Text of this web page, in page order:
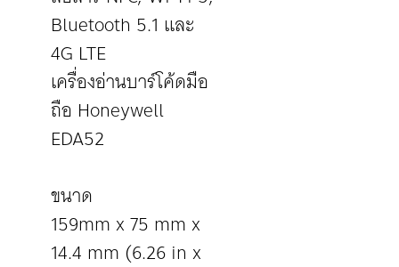
Bluetooth 5.1 และ
4G LTE
เครื่องอ่านบาร์โค้ดมือ
ถือ Honeywell
EDA52
ขนาด
159mm x 75 mm x
14.4 mm (6.26 in x